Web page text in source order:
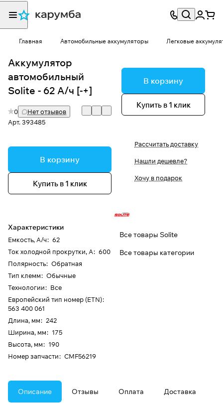
Главная Автомобильные аккумуляторы Легковые
Аккумулятор
автомобильный
Solite - 62 А/ч [-+]
0
Нет отзывов
Арт.393485
В корзину
Купить в 1 клик
Характеристики
Емкость, А/ч: 62
Ток холодной прокрутки, А: 600
Полярность: Обратная
Тип клемм: Обычные
Технологии: Все
Европейский тип номер (ETN):
563 400 061
Длина, мм: 242
Ширина, мм: 175
Высота, мм: 190
Номер запчасти: CMF56219
В корзину
Купить в 1 клик
Рассчитать доставку
Нашли дешевле?
Хочу в подарок
Все товары Solite
Все товары категории
Описание Отзывы Оплата Доставка